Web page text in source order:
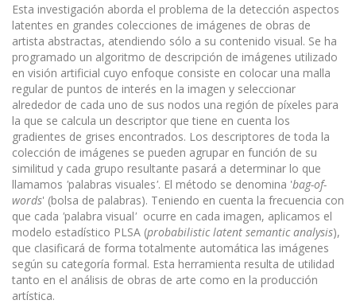
Esta investigación aborda el problema de la detección aspectos
latentes en grandes colecciones de imágenes de obras de
artista abstractas, atendiendo sólo a su contenido visual. Se ha
programado un algoritmo de descripción de imágenes utilizado
en visión artificial cuyo enfoque consiste en colocar una malla
regular de puntos de interés en la imagen y seleccionar
alrededor de cada uno de sus nodos una región de píxeles para
la que se calcula un descriptor que tiene en cuenta los
gradientes de grises encontrados. Los descriptores de toda la
colección de imágenes se pueden agrupar en función de su
similitud y cada grupo resultante pasará a determinar lo que
llamamos 'palabras visuales'. El método se denomina 'bag-of-
words' (bolsa de palabras). Teniendo en cuenta la frecuencia con
que cada 'palabra visual' ocurre en cada imagen, aplicamos el
modelo estadístico PLSA (probabilistic latent semantic analysis),
que clasificará de forma totalmente automática las imágenes
según su categoría formal. Esta herramienta resulta de utilidad
tanto en el análisis de obras de arte como en la producción
artística.